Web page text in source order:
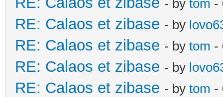
- by tom -
RE: Calaos et zibase - by
RE: Calaos et zibase - by tom -
RE: Calaos et zibase - by
RE: Calaos et zibase - by tom -